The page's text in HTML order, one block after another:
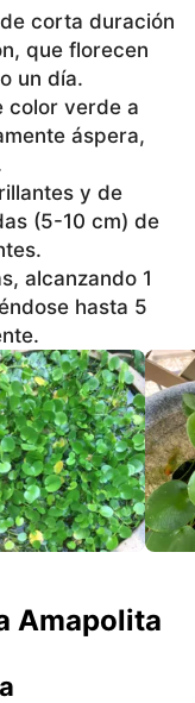
corta duración
que florecen
un día.
color verde a
áspera,
y de
(5-10 cm) de
alcanzando 1
hasta 5
Amapolita